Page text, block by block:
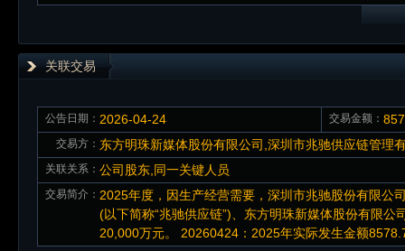
关联交易
公告日期： 2026-04-24 交易金额：
交易方： 东方明珠新媒体股份有限公司,深圳市兆驰供应链管理
关联关系： 公司股东,同一关键人员
交易简介： 2025年度，因生产经营需要，深圳市兆驰股份有限公
(以下简称“兆驰供应链”)、东方明珠新媒体股份有限
20,000万元。 20260424：2025年实际发生金额